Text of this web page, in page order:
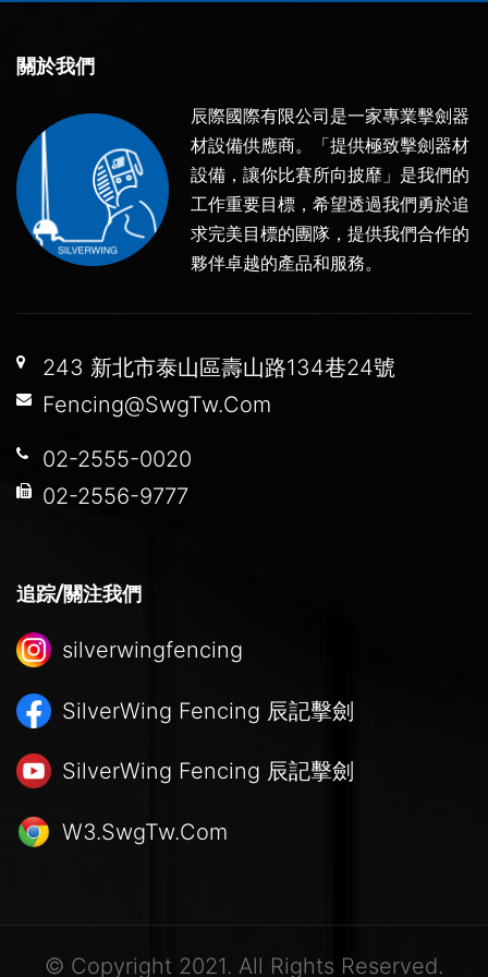
關於我們
辰際國際有限公司是一家專業擊劍器
材設備供應商。「提供極致擊劍器材
設備，讓你比賽所向披靡」是我們的
工作重要目標，希望透過我們勇於追
求完美目標的團隊，提供我們合作的
夥伴卓越的產品和服務。
243 新北市泰山區壽山路134巷24號
Fencing@SwgTw.Com
02-2555-0020
02-2556-9777
追踪/關注我們
silverwingfencing
SilverWing Fencing 辰記擊劍
SilverWing Fencing 辰記擊劍
W3.SwgTw.Com
© Copyright 2021. All Rights Reserved.